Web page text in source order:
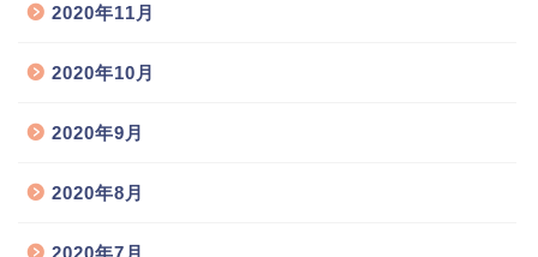
2020年11月
2020年10月
2020年9月
2020年8月
2020年7月